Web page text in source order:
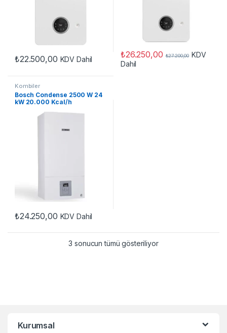
₺22.500,00 KDV Dahil ₺26.250,00 ₺27.200,00 KDV
Dahil
Kombiler
Bosch Condense 2500 W 24
kW 20.000 Kcal/h
₺24.250,00 KDV Dahil
3 sonucun tümü gösteriliyor
Kurumsal